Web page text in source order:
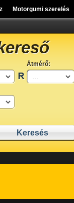
Motorgumi szerelés
Átmérő: